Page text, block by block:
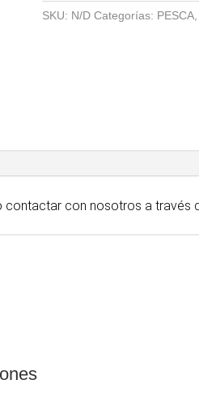
cantidad
SKU: N/D Categorías: PESCA,
contactar con nosotros a través